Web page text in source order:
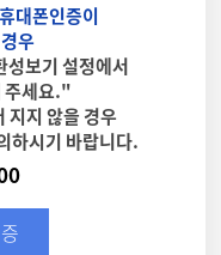
폰인증이
우
성보기 설정에서
세요."
지지 않을 경우
하시기 바랍니다.